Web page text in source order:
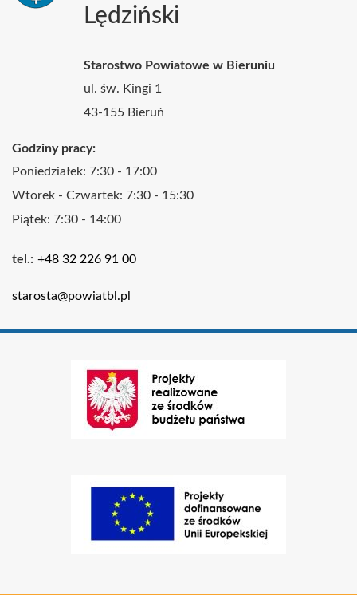
Lędziński
Starostwo Powiatowe w Bieruniu
ul. św. Kingi 1
43-155 Bieruń
Godziny pracy:
Poniedziałek: 7:30 - 17:00
Wtorek - Czwartek: 7:30 - 15:30
Piątek: 7:30 - 14:00
Kontakt
tel. +48 32 226 91 00
e-
starosta@powiatbl.pl